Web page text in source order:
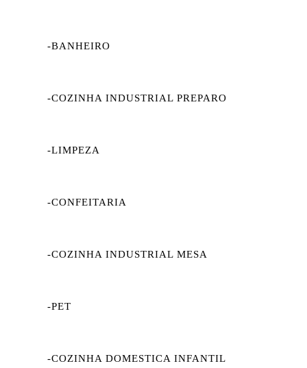
-BANHEIRO
-COZINHA INDUSTRIAL PREPARO
-LIMPEZA
-CONFEITARIA
-COZINHA INDUSTRIAL MESA
-PET
-COZINHA DOMESTICA INFANTIL